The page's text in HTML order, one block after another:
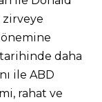
daha
ile ABD
rahat ve